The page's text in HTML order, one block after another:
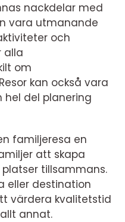
nackdelar med
vara utmanande
och
alla
om
kan också vara
hel del planering
familjeresa en
att skapa
tillsammans.
eller destination
värdera kvalitetstid
annat.